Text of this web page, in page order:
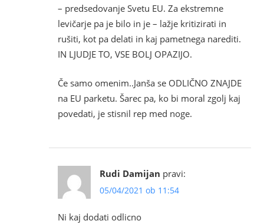
– predsedovanje Svetu EU. Za ekstremne
levičarje pa je bilo in je – lažje kritizirati in
rušiti, kot pa delati in kaj pametnega narediti.
IN LJUDJE TO, VSE BOLJ OPAZIJO.
Če samo omenim..Janša se ODLIČNO ZNAJDE
na EU parketu. Šarec pa, ko bi moral zgolj kaj
povedati, je stisnil rep med noge.
Rudi Damijan pravi:
05/04/2021 ob 11:54
Ni kaj dodati odlicno